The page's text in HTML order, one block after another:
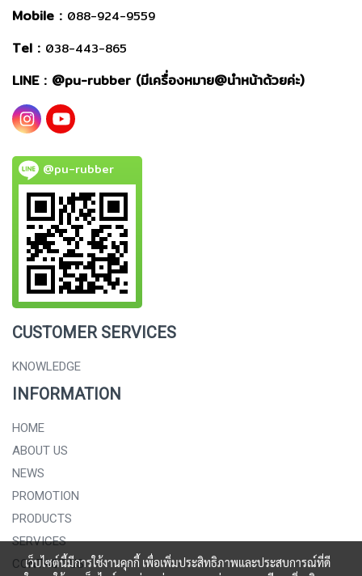
Mobile : 088-924-9559
Tel : 038-443-865
LINE : @pu-rubber (มีเครื่องหมาย@นำหน้าด้วยค่ะ)
@pu-rubber
CUSTOMER SERVICES
KNOWLEDGE
INFORMATION
HOME
ABOUT US
NEWS
PROMOTION
PRODUCTS
SERVICES
CONTACT US
เว็บไซต์นี้มีการใช้งานคุกกี้ เพื่อเพิ่มประสิทธิภาพและประสบการณ์ที่ดี